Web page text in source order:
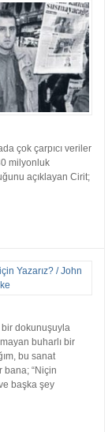
çok çarpıcı veriler
milyonluk
açıklayan Cirit;
bir dokunuşuyla
buharlı bir
bu sanat
bana; “Niçin
başka şey